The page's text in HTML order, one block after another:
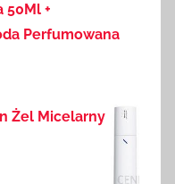
50Ml +
Perfumowana
Żel Micelarny